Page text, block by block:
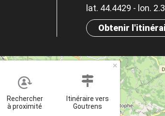
lat. 44.4429 - lon.
Obtenir
Rechercher
à proximité
Itinéraire vers
Goutrens
×